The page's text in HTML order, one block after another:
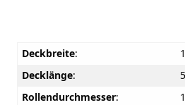
Deckbreite:
Decklänge:
Rollendurchmesser: